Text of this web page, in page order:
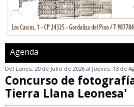
Agenda
Del Lunes, 20 de Julio de 2026 al Jueves, 13 de
Concurso de
Tierra Llana Leonesa'